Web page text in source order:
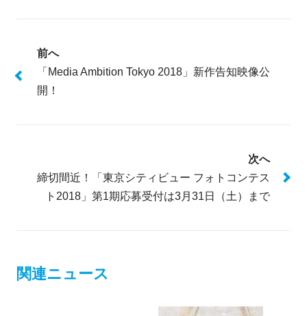
前へ
「Media Ambition Tokyo 2018」新作告知映像公
開！
次へ
締切間近！「東京シティビュー フォトコンテス
ト2018」第1期応募受付は3月31日（土）まで
関連ニュース